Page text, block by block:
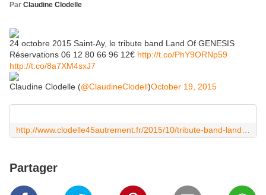
Par Claudine Clodelle
24 octobre 2015 Saint-Ay, le tribute band Land Of GENESIS
Réservations 06 12 80 66 96 12€ http://t.co/PhY9ORNp59
http://t.co/8a7XM4sxJ7
Claudine Clodelle (@ClaudineClodell)October 19, 2015
Partager